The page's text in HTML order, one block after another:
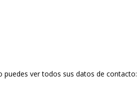
puedes ver todos sus datos de contacto: